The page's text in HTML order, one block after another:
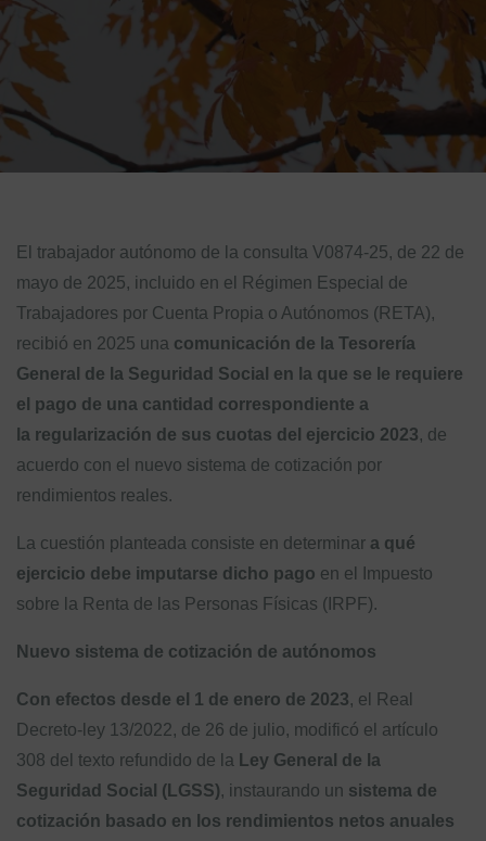
El trabajador autónomo de la consulta V0874-25, de 22 de
mayo de 2025, incluido en el Régimen Especial de
Trabajadores por Cuenta Propia o Autónomos (RETA),
recibió en 2025 una comunicación de la Tesorería
General de la Seguridad Social en la que se le requiere
el pago de una cantidad correspondiente a
la regularización de sus cuotas del ejercicio 2023, de
acuerdo con el nuevo sistema de cotización por
rendimientos reales.
La cuestión planteada consiste en determinar a qué
ejercicio debe imputarse dicho pago en el Impuesto
sobre la Renta de las Personas Físicas (IRPF).
Nuevo sistema de cotización de autónomos
Con efectos desde el 1 de enero de 2023, el Real
Decreto-ley 13/2022, de 26 de julio, modificó el artículo
308 del texto refundido de la Ley General de la
Seguridad Social (LGSS), instaurando un sistema de
cotización basado en los rendimientos netos anuales